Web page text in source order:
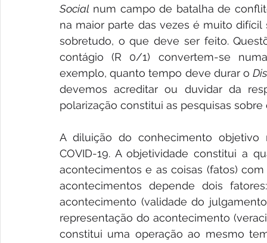
Social num campo de batalha de
na maior parte das vezes é muito
sobretudo, o que deve ser feito.
contágio (R 0/1) convertem-se
exemplo, quanto tempo deve durar o
devemos acreditar ou duvidar da
polarização constitui as pesquisas
A diluição do conhecimento
COVID-19. A objetividade constitui a
acontecimentos e as coisas (fatos)
acontecimentos depende dois
acontecimento (validade do
representação do acontecimento
constitui uma operação ao mesmo